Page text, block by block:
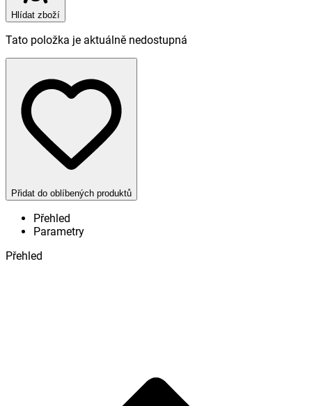
Hlídat zboží
Tato položka je aktuálně nedostupná
Přidat do oblíbených produktů
Přehled
Parametry
Přehled